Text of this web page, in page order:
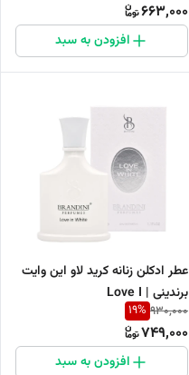
663,000
افزودن به سبد
عطر ادکلن زنانه کرید لاو این وایت
برندینی | Love I
930,000
19%
749,000
افزودن به سبد